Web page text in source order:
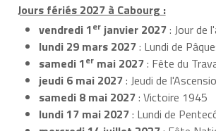
Jours fériés 2027 à Cabourg :
vendredi 1er janvier 2027: Jour de
lundi 29 mars 2027: Lundi de
samedi 1er mai 2027: Fête du
jeudi 6 mai 2027: Jeudi de
samedi 8 mai 2027: Victoire 1945
lundi 17 mai 2027: Lundi de